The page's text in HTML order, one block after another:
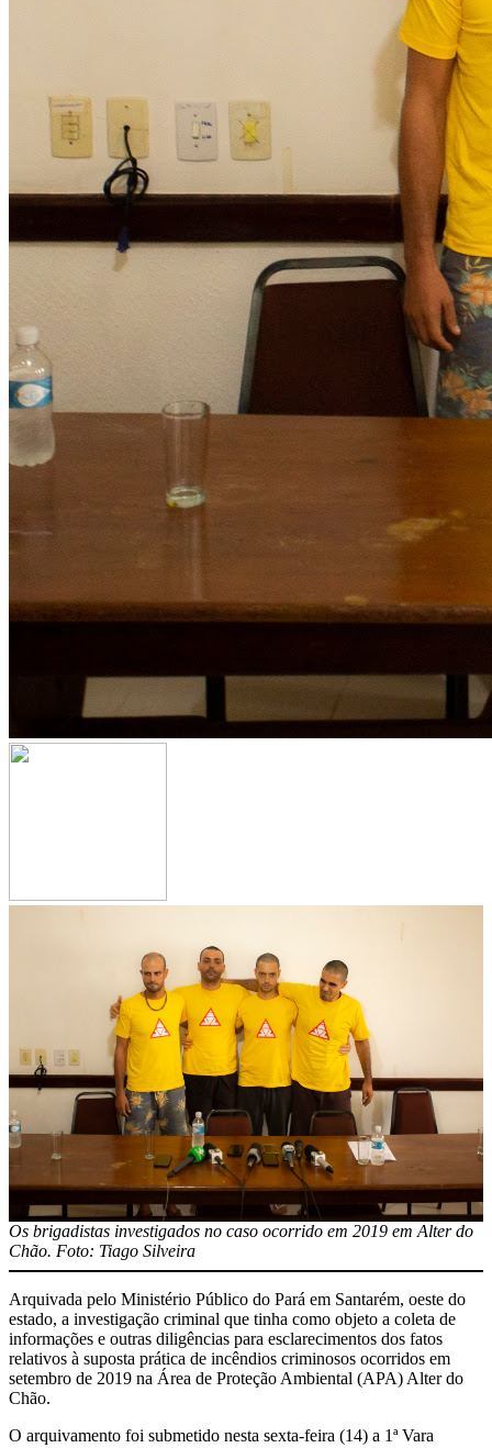
Os brigadistas investigados no caso ocorrido em 2019 em Alter do
Chão. Foto: Tiago Silveira
Arquivada pelo Ministério Público do Pará em Santarém, oeste do
estado, a investigação criminal que tinha como objeto a coleta de
informações e outras diligências para esclarecimentos dos fatos
relativos à suposta prática de incêndios criminosos ocorridos em
setembro de 2019 na Área de Proteção Ambiental (APA) Alter do
Chão.
O arquivamento foi submetido nesta sexta-feira (14) a 1ª Vara